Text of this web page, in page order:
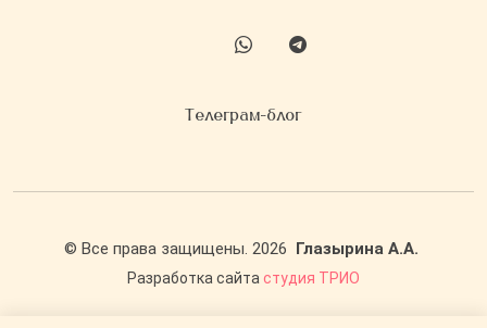
Телеграм-блог
© Все права защищены. 2026 Глазырина А.А.
Разработка сайтастудия ТРИО